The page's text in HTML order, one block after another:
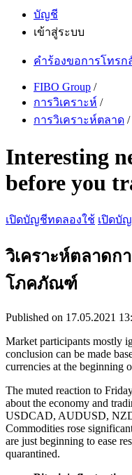
บัญชี
เข้าสู่ระบบ
คำร้องขอการโทรก
FIBO Group /
การวิเคราะห์ /
การวิเคราะห์ตลาด /
Interesting
before you
เปิดบัญชีทดลองใช้ เปิดบั
วิเคราะห์ตลาดก
โภคภัณฑ์
Published on 17.05.2021
Market participants mostly
conclusion can be made
currencies at the beginning
The muted reaction to
about the economy and
USDCAD, AUDUSD,
Commodities rose
are just beginning to ease
quarantined.